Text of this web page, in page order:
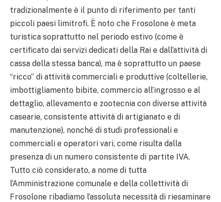
tradizionalmente è il punto di riferimento per tanti
piccoli paesi limitrofi. È noto che Frosolone è meta
turistica soprattutto nel periodo estivo (come è
certificato dai servizi dedicati della Rai e dall’attività di
cassa della stessa banca), ma è soprattutto un paese
“ricco” di attività commerciali e produttive (coltellerie,
imbottigliamento bibite, commercio all’ingrosso e al
dettaglio, allevamento e zootecnia con diverse attività
casearie, consistente attività di artigianato e di
manutenzione), nonché di studi professionali e
commerciali e operatori vari, come risulta dalla
presenza di un numero consistente di partite IVA.
Tutto ciò considerato, a nome di tutta
l’Amministrazione comunale e della collettività di
Frosolone ribadiamo l’assoluta necessità di riesaminare